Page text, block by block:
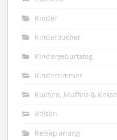
Kinder
Kinderbücher
Kindergeburtstag
Kinderzimmer
Kuchen, Muffins & Kekse
Reisen
Reiseplanung